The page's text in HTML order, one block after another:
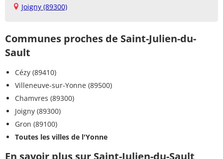
Joigny (89300)
Communes proches de Saint-Julien-du-
Sault
Cézy (89410)
Villeneuve-sur-Yonne (89500)
Chamvres (89300)
Joigny (89300)
Gron (89100)
Toutes les villes de l'Yonne